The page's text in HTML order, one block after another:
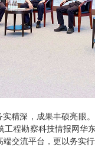
精深，成果丰硕亮眼
程勘察科技情报网
交流平台，更以务实